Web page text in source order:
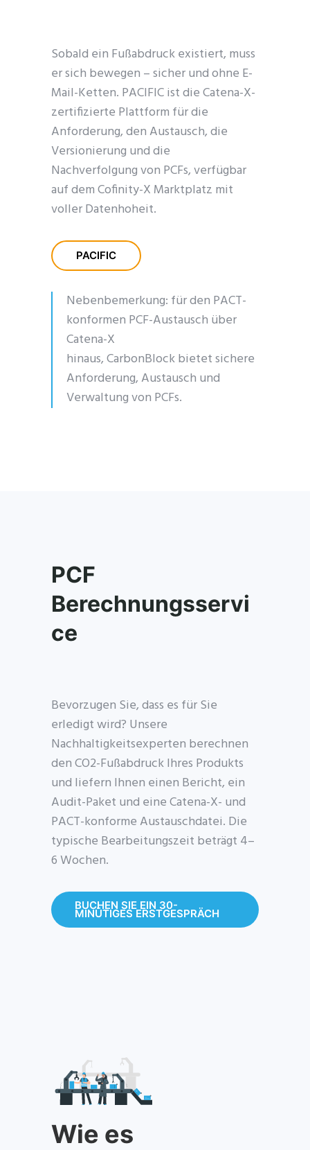
Sobald ein Fußabdruck existiert, muss
er sich bewegen – sicher und ohne E-
Mail-Ketten. PACIFIC ist die Catena-X-
zertifizierte Plattform für die
Anforderung, den Austausch, die
Versionierung und die
Nachverfolgung von PCFs, verfügbar
auf dem Cofinity-X Marktplatz mit
voller Datenhoheit.
PACIFIC
Nebenbemerkung: für den PACT-
konformen PCF-Austausch über
Catena-X
hinaus,CarbonBlockbietet sichere
Anforderung, Austausch und
Verwaltung von PCFs.
PCF
Berechnungsservi
ce
Bevorzugen Sie, dass es für Sie
erledigt wird? Unsere
Nachhaltigkeitsexperten berechnen
den CO2-Fußabdruck Ihres Produkts
und liefern Ihnen einen Bericht, ein
Audit-Paket und eine Catena-X- und
PACT-konforme Austauschdatei. Die
typische Bearbeitungszeit beträgt 4–
6 Wochen.
BUCHEN SIE EIN 30-
MINÜTIGES ERSTGESPRÄCH
Wie es